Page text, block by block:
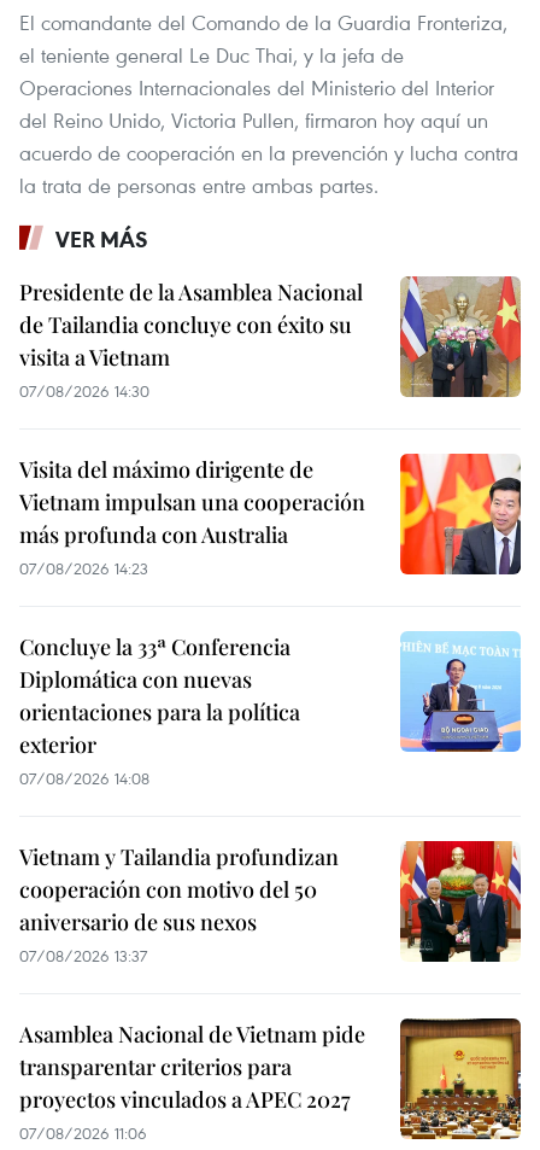
El comandante del Comando de la Guardia Fronteriza,
el teniente general Le Duc Thai, y la jefa de
Operaciones Internacionales del Ministerio del Interior
del Reino Unido, Victoria Pullen, firmaron hoy aquí un
acuerdo de cooperación en la prevención y lucha contra
la trata de personas entre ambas partes.
VER MÁS
Presidente de la Asamblea Nacional
de Tailandia concluye con éxito su
visita a Vietnam
07/08/2026 14:30
Visita del máximo dirigente de
Vietnam impulsan una cooperación
más profunda con Australia
07/08/2026 14:23
Concluye la 33ª Conferencia
Diplomática con nuevas
orientaciones para la política
exterior
07/08/2026 14:08
Vietnam y Tailandia profundizan
cooperación con motivo del 50
aniversario de sus nexos
07/08/2026 13:37
Asamblea Nacional de Vietnam pide
transparentar criterios para
proyectos vinculados a APEC 2027
07/08/2026 11:06